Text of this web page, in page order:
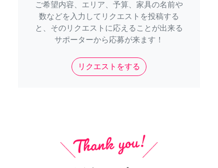
ご希望内容、エリア、予算、家具の名前や
数などを入力してリクエストを投稿する
と、そのリクエストに応えることが出来る
サポーターから応募が来ます！
リクエストをする